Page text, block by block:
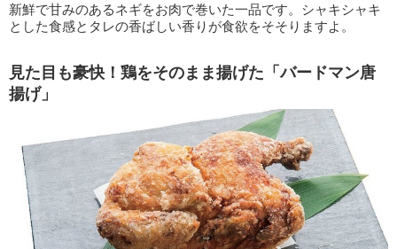
新鮮で甘みのあるネギをお肉で巻いた一品です。シャキシャキ
とした食感とタレの香ばしい香りが食欲をそそりますよ。
見た目も豪快！鶏をそのまま揚げた「バードマン唐
揚げ」